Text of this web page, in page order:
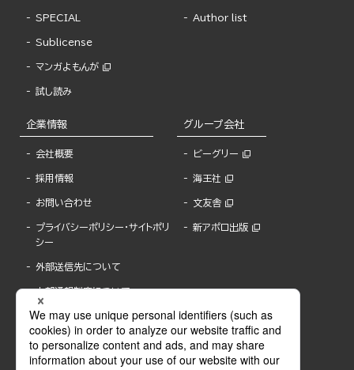
SPECIAL
Sublicense
マンガよもんが
試し読み
Author list
企業情報
会社概要
採用情報
お問い合わせ
プライバシーポリシー・サイトポリ
シー
外部送信先について
内部通報制度について
グループ会社
ビーグリー
海王社
文友舎
新アポロ出版